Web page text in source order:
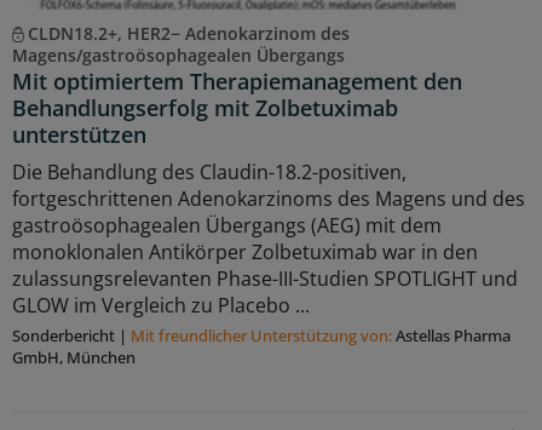
CLDN18.2+, HER2− Adenokarzinom des
Magens/gastroösophagealen Übergangs
Mit optimiertem Therapiemanagement den
Behandlungserfolg mit Zolbetuximab
unterstützen
Die Behandlung des Claudin-18.2-positiven,
fortgeschrittenen Adenokarzinoms des Magens und des
gastroösophagealen Übergangs (AEG) mit dem
monoklonalen Antikörper Zolbetuximab war in den
zulassungsrelevanten Phase-III-Studien SPOTLIGHT und
GLOW im Vergleich zu Placebo ...
Sonderbericht | Mit freundlicher Unterstützung von:Astellas Pharma
GmbH, München